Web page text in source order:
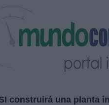
construirá una planta